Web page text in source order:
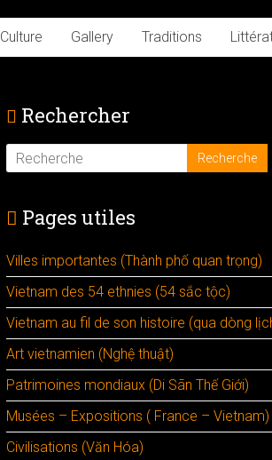
Culture Gallery Traditions
Rechercher
Pages utiles
Villes importantes (Thành phố quan trọng)
Vietnam des 54 ethnies (54 sắc tộc)
Vietnam au fil de son histoire (qua dòng
Art vietnamien (Nghệ thuật)
Patrimoines mondiaux (Di Sãn Thế Giới)
Musées – Expositions ( France – Vietnam)
Civilisations (Văn Hóa)